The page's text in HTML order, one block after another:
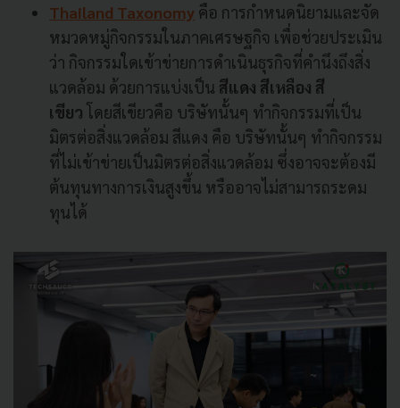
Thailand Taxonomy คือ การกำหนดนิยามและจัด
หมวดหมู่กิจกรรมในภาคเศรษฐกิจ เพื่อช่วยประเมิน
ว่า กิจกรรมใดเข้าข่ายการดำเนินธุรกิจที่คำนึงถึงสิ่ง
แวดล้อม ด้วยการแบ่งเป็น สีแดง สีเหลือง สี
เขียว โดยสีเขียวคือ บริษัทนั้นๆ ทำกิจกรรมที่เป็น
มิตรต่อสิ่งแวดล้อม สีแดง คือ บริษัทนั้นๆ ทำกิจกรรม
ที่ไม่เข้าข่ายเป็นมิตรต่อสิ่งแวดล้อม ซึ่งอาจจะต้องมี
ต้นทุนทางการเงินสูงขึ้น หรืออาจไม่สามารถระดม
ทุนได้